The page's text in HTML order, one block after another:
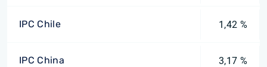
IPC Chile 1,42 %
IPC China 3,17 %